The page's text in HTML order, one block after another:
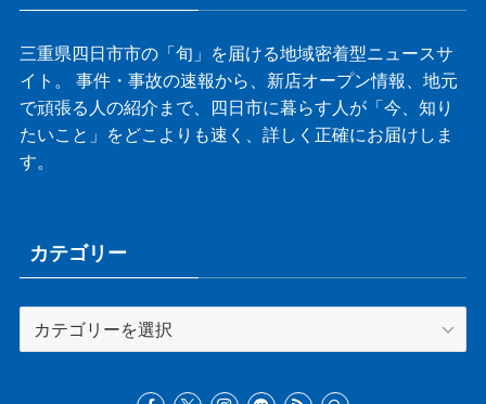
三重県四日市市の「旬」を届ける地域密着型ニュースサ
イト。 事件・事故の速報から、新店オープン情報、地元
で頑張る人の紹介まで、四日市に暮らす人が「今、知り
たいこと」をどこよりも速く、詳しく正確にお届けしま
す。
カテゴリー
テ